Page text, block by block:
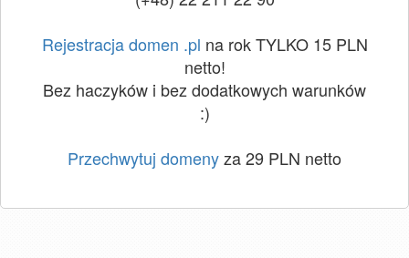
Rejestracja domen .pl na rok TYLKO 15 PLN
netto!
Bez haczyków i bez dodatkowych warunków
:)
Przechwytuj domenyza 29 PLN netto